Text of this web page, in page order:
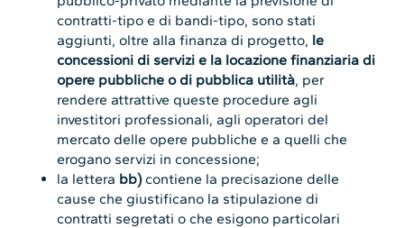
contratti-tipo e di bandi-tipo, sono stati
aggiunti, oltre alla finanza di progetto, le
concessioni di servizi e la locazione finanziaria di
opere pubbliche o di pubblica utilità, per
rendere attrattive queste procedure agli
investitori professionali, agli operatori del
mercato delle opere pubbliche e a quelli che
erogano servizi in concessione;
la lettera bb)contiene la precisazione delle
cause che giustificano la stipulazione di
contratti segretati o che esigono particolari